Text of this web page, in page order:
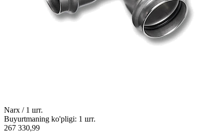
Narx / 1 шт.
Buyurtmaning ko'pligi: 1 шт.
267 330,99